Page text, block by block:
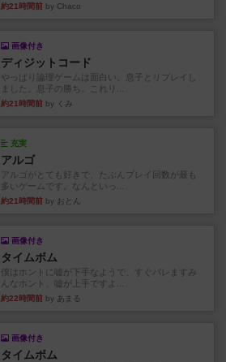
約21時間前 by Chaco
画像付き
ディジットコード
やっぱり論理ゲームは面白い。息子とリプレイし
ました。息子の勝ち。これリ...
約21時間前 by くみ
充実
アルゴ
アルゴがとても好きで、たぶんプレイ回数が最も
多いゲームです。なんといっ...
約21時間前 by おとん
画像付き
タイムボム
僕はホントに嘘が下手なようで、すぐバレますみ
んなホント、嘘が上手ですよ...
約22時間前 by あまる
画像付き
タイムボム